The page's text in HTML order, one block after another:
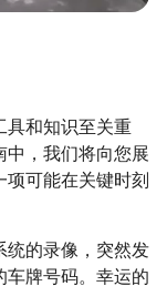
具和知识至关重
，我们将向您展
可能在关键时刻
统的录像，突然发
牌号码。幸运的